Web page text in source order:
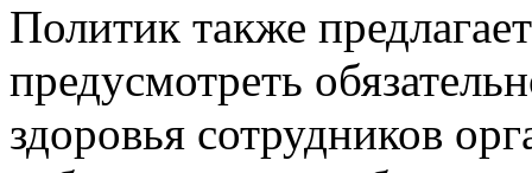
Политик также
предусмотреть
здоровья сотрудников